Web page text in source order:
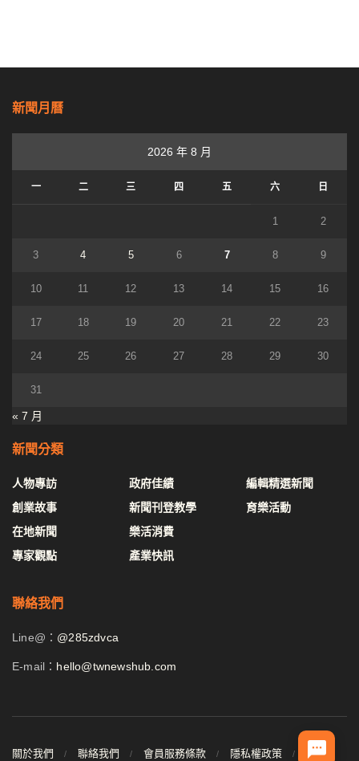
新聞月曆
2026 年 8 月
一 二 三 四 五 六 日
1 2
3 4 5 6 7 8 9
10 11 12 13 14 15 16
17 18 19 20 21 22 23
24 25 26 27 28 29 30
31
« 7 月
新聞分類
人物專訪
創業故事
在地新聞
專家觀點
政府佳績
新聞刊登教學
樂活消費
產業快訊
編輯精選新聞
育樂活動
聯絡我們
Line@： @285zdvca
E-mail： hello@twnewshub.com
關於我們 聯絡我們 會員服務條款 隱私權政策